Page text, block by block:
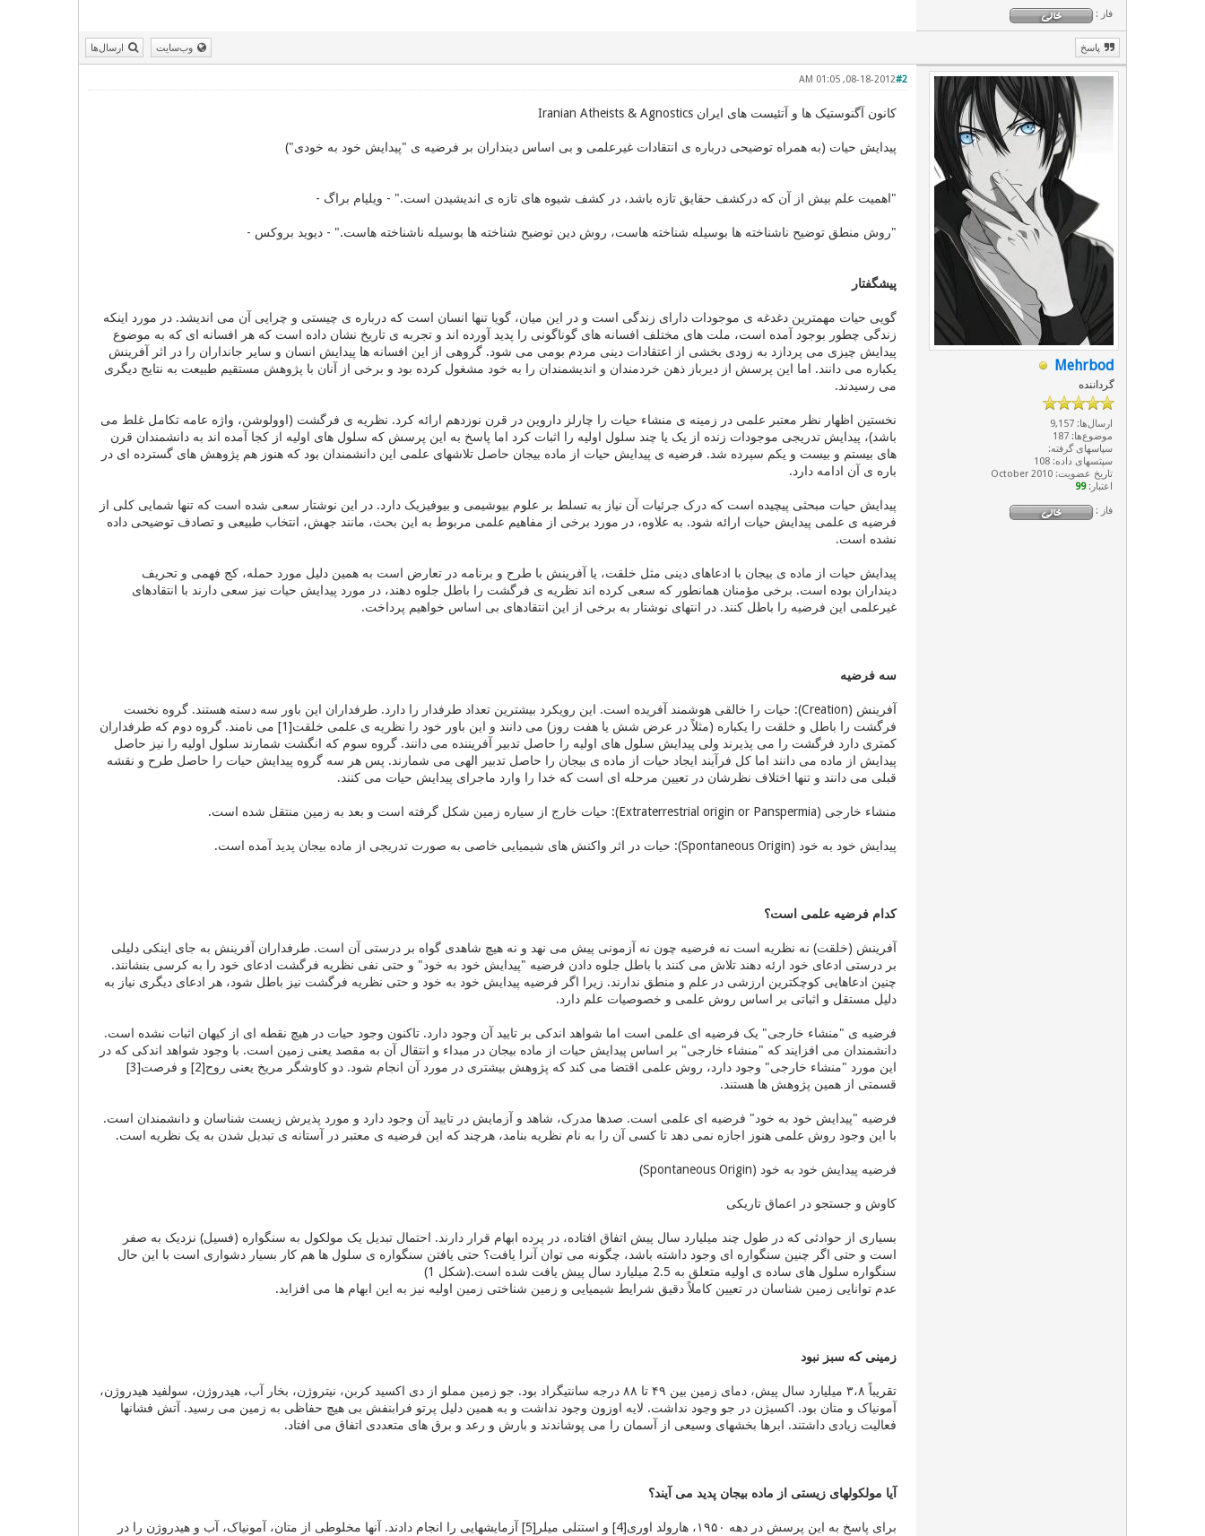
فاز :
وب‌سایت ارسال‌ها پاسخ
Mehrbod
گرداننده
ارسال‌ها: 9,157
موضوع‌ها: 187
سپاسهای گرفته:
سپتسهای داده: 108
تاریخ عضویت: October 2010
اعتبار:99
فاز :
#2
08-18-2012, 01:05 AM
کانون آگنوستیک ها و آتئیست های ایران Iranian Atheists & Agnostics
پیدایش حیات (به همراه توضیحی درباره ی انتقادات غیرعلمی و بی اساس دینداران بر فرضیه ی "پیدایش خود به خودی")
"اهمیت علم بیش از آن که درکشف حقایق تازه باشد، در کشف شیوه های تازه ی اندیشیدن است." - ویلیام براگ -
"روش منطق توضیح ناشناخته ها بوسیله شناخته هاست، روش دین توضیح شناخته ها بوسیله ناشناخته هاست." - دیوید بروکس -
پیشگفتار
گویی حیات مهمترین دغدغه ی موجودات دارای زندگی است و در این میان، گویا تنها انسان است که درباره ی چیستی و چرایی آن می اندیشد. در مورد اینکه
زندگی چطور بوجود آمده است، ملت های مختلف افسانه های گوناگونی را پدید آورده اند و تجربه ی تاریخ نشان داده است که هر افسانه ای که به موضوع
پیدایش چیزی می پردازد به زودی بخشی از اعتقادات دینی مردم بومی می شود. گروهی از این افسانه ها پیدایش انسان و سایر جانداران را در اثر آفرینش
یکباره می دانند. اما این پرسش از دیرباز ذهن خردمندان و اندیشمندان را به خود مشغول کرده بود و برخی از آنان با پژوهش مستقیم طبیعت به نتایج دیگری
می رسیدند.
نخستین اظهار نظر معتبر علمی در زمینه ی منشاء حیات را چارلز داروین در قرن نوزدهم ارائه کرد. نظریه ی فرگشت (اوولوشن، واژه عامه تکامل غلط می
باشد)، پیدایش تدریجی موجودات زنده از یک یا چند سلول اولیه را اثبات کرد اما پاسخ به این پرسش که سلول های اولیه از کجا آمده اند به دانشمندان قرن
های بیستم و بیست و یکم سپرده شد. فرضیه ی پیدایش حیات از ماده بیجان حاصل تلاشهای علمی این دانشمندان بود که هنوز هم پژوهش های گسترده ای در
باره ی آن ادامه دارد.
پیدایش حیات مبحثی پیچیده است که درک جرئیات آن نیاز به تسلط بر علوم بیوشیمی و بیوفیزیک دارد. در این نوشتار سعی شده است که تنها شمایی کلی از
فرضیه ی علمی پیدایش حیات ارائه شود. به علاوه، در مورد برخی از مفاهیم علمی مربوط به این بحث، مانند جهش، انتخاب طبیعی و تصادف توضیحی داده
نشده است.
پیدایش حیات از ماده ی بیجان با ادعاهای دینی مثل خلقت، یا آفرینش با طرح و برنامه در تعارض است به همین دلیل مورد حمله، کج فهمی و تحریف
دینداران بوده است. برخی مؤمنان همانطور که سعی کرده اند نظریه ی فرگشت را باطل جلوه دهند، در مورد پیدایش حیات نیز سعی دارند با انتقادهای
غیرعلمی این فرضیه را باطل کنند. در انتهای نوشتار به برخی از این انتقادهای بی اساس خواهیم پرداخت.
سه فرضیه
آفرینش (Creation): حیات را خالقی هوشمند آفریده است. این رویکرد بیشترین تعداد طرفدار را دارد. طرفداران این باور سه دسته هستند. گروه نخست
فرگشت را باطل و خلقت را یکباره (مثلاً در عرض شش یا هفت روز) می دانند و این باور خود را نظریه ی علمی خلقت[1] می نامند. گروه دوم که طرفداران
کمتری دارد فرگشت را می پذیرند ولی پیدایش سلول های اولیه را حاصل تدبیر آفریننده می دانند. گروه سوم که انگشت شمارند سلول اولیه را نیز حاصل
پیدایش از ماده می دانند اما کل فرآیند ایجاد حیات از ماده ی بیجان را حاصل تدبیر الهی می شمارند. پس هر سه گروه پیدایش حیات را حاصل طرح و نقشه
قبلی می دانند و تنها اختلاف نظرشان در تعیین مرحله ای است که خدا را وارد ماجرای پیدایش حیات می کنند.
منشاء خارجی (Extraterrestrial origin or Panspermia): حیات خارج از سیاره زمین شکل گرفته است و بعد به زمین منتقل شده است.
پیدایش خود به خود (Spontaneous Origin): حیات در اثر واکنش های شیمیایی خاصی به صورت تدریجی از ماده بیجان پدید آمده است.
کدام فرضیه علمی است؟
آفرینش (خلقت) نه نظریه است نه فرضیه چون نه آزمونی پیش می نهد و نه هیچ شاهدی گواه بر درستی آن است. طرفداران آفرینش به جای اینکی دلیلی
بر درستی ادعای خود ارئه دهند تلاش می کنند با باطل جلوه دادن فرضیه "پیدایش خود به خود" و حتی نفی نظریه فرگشت ادعای خود را به کرسی بنشانند.
چنین ادعاهایی کوچکترین ارزشی در علم و منطق ندارند. زیرا اگر فرضیه پیدایش خود به خود و حتی نظریه فرگشت نیز باطل شود، هر ادعای دیگری نیاز به
دلیل مستقل و اثباتی بر اساس روش علمی و خصوصیات علم دارد.
فرضیه ی "منشاء خارجی" یک فرضیه ای علمی است اما شواهد اندکی بر تایید آن وجود دارد. تاکنون وجود حیات در هیچ نقطه ای از کیهان اثبات نشده است.
دانشمندان می افزایند که "منشاء خارجی" بر اساس پیدایش حیات از ماده بیجان در مبداء و انتقال آن به مقصد یعنی زمین است. با وجود شواهد اندکی که در
این مورد "منشاء خارجی" وجود دارد،‌ روش علمی اقتضا می کند که پژوهش بیشتری در مورد آن انجام شود. دو کاوشگر مریخ یعنی روح[2] و فرصت[3]
قسمتی از همین پژوهش ها هستند.
فرضیه "پیدایش خود به خود" فرضیه ای علمی است. صدها مدرک، شاهد و آزمایش در تایید آن وجود دارد و مورد پذیرش زیست شناسان و دانشمندان است.
با این وجود روش علمی هنوز اجازه نمی دهد تا کسی آن را به نام نظریه بنامد، هرچند که این فرضیه ی معتبر در آستانه ی تبدیل شدن به یک نظریه است.
فرضیه پیدایش خود به خود (Spontaneous Origin)
کاوش و جستجو در اعماق تاریکی
بسیاری از حوادثی که در طول چند میلیارد سال پیش اتفاق افتاده، در پرده ابهام قرار دارند. احتمال تبدیل یک مولکول به سنگواره (فسیل) نزدیک به صفر
است و حتی اگر چنین سنگواره ای وجود داشته باشد، چگونه می توان آنرا یافت؟ حتی یافتن سنگواره ی سلول ها هم کار بسیار دشواری است با این حال
سنگواره سلول های ساده ی اولیه متعلق به 2.5 میلیارد سال پیش یافت شده است.(شكل 1)
عدم توانایی زمین شناسان در تعیین کاملاً دقیق شرایط شیمیایی و زمین شناختی زمین اولیه نیز به این ابهام ها می افزاید.
زمینی که سبز نبود
تقریباً ۳،۸ میلیارد سال پیش، دمای زمین بین ۴۹ تا ۸۸ درجه سانتیگراد بود. جو زمین مملو از دی اکسید کربن، نیتروژن، بخار آب، هیدروژن، سولفید هیدروژن،
آمونیاک و متان بود. اکسیژن در جو وجود نداشت. لایه اوزون وجود نداشت و به همین دلیل پرتو فرابنفش بی هیچ حفاظی به زمین می رسید. آتش فشانها
فعالیت زیادی داشتند. ابرها بخشهای وسیعی از آسمان را می پوشاندند و بارش و رعد و برق های متعددی اتفاق می افتاد.
آیا مولکولهای زیستی از ماده بیجان پدید می آیند؟
برای پاسخ به این پرسش در دهه ۱۹۵۰، هارولد اوری[4] و استنلی میلر[5] آزمایشهایی را انجام دادند. آنها مخلوطی از متان، آمونیاک، آب و هیدروژن را در